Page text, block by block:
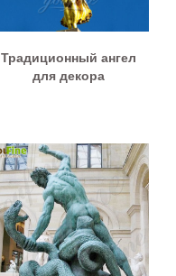
Традиционный ангел
для декора